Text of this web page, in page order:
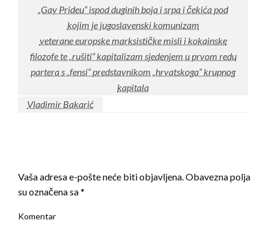
„Gay Prideu“ ispod duginih boja i srpa i čekića pod
kojim je jugoslavenski komunizam
veterane europske marksističke misli i kokainske
filozofe te „rušiti“ kapitalizam sjedenjem u prvom redu
partera s „fensi“ predstavnikom „hrvatskoga“ krupnog
kapitala
Vladimir Bakarić
Vaša adresa e-pošte neće biti objavljena.Obavezna polja
su označena sa*
Komentar